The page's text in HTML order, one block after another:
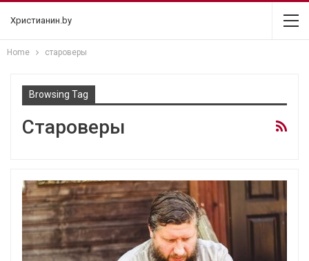
Христианин.by
Home староверы
Browsing Tag
Староверы